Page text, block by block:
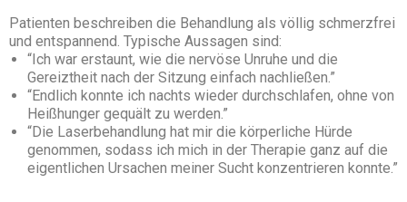
Patienten beschreiben die Behandlung als völlig schmerzfrei
und entspannend. Typische Aussagen sind:
“Ich war erstaunt, wie die nervöse Unruhe und die
Gereiztheit nach der Sitzung einfach nachließen.”
“Endlich konnte ich nachts wieder durchschlafen, ohne von
Heißhunger gequält zu werden.”
“Die Laserbehandlung hat mir die körperliche Hürde
genommen, sodass ich mich in der Therapie ganz auf die
eigentlichen Ursachen meiner Sucht konzentrieren konnte.”